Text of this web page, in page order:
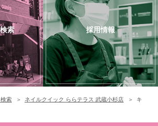
索 採用情報
索 ネイルクイック ららテラス 武蔵小杉店
キ